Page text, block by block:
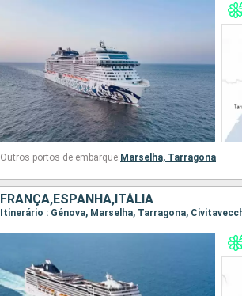
Outros portos de embarque: Marselha, Tarragona
FRANÇA,ESPANHA,ITÁLIA
Itinerário : Génova, Marselha, Tarragona,